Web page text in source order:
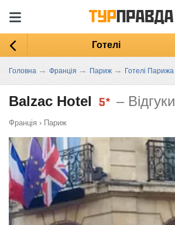
Готелі
Головна → Франція → Париж → Готелі Парижа
Balzac Hotel – Відгуки
Франція › Париж